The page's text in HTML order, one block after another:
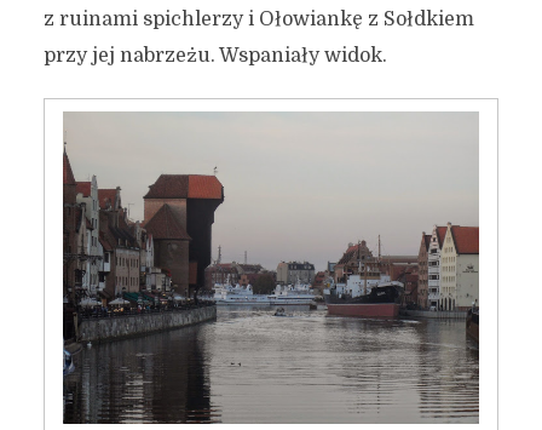
z ruinami spichlerzy i Ołowiankę z Sołdkiem
przy jej nabrzeżu. Wspaniały widok.